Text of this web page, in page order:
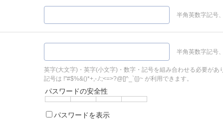
半角英数字記号
半角英数字記号
英字(大文字)・英字(小文字)・数字・記号を組み合わせる必要があ
記号は !"#$%&()*+,-./:;<=>?@[]^_`{|}~ が利用できます。
パスワードの安全性
パスワードを表示